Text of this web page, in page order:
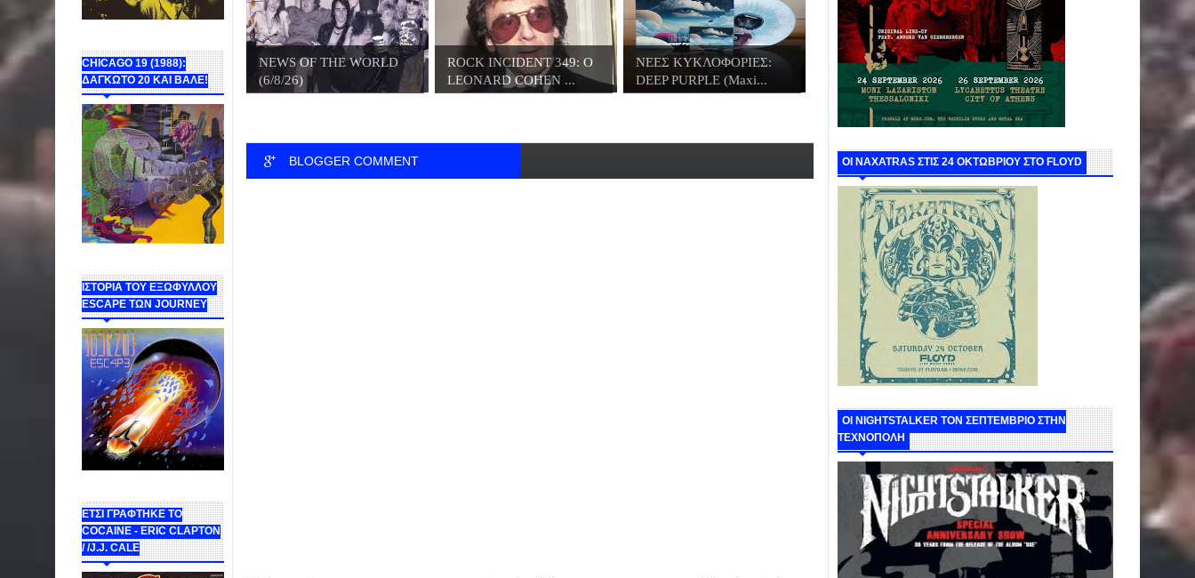
CHICAGO 19 (1988):
ΔΑΓΚΩΤΟ 20 ΚΑΙ ΒΑΛΕ!
ΙΣΤΟΡΙΑ ΤΟΥ ΕΞΩΦΥΛΛΟΥ
ESCAPE ΤΩΝ JOURNEY
ΕΤΣΙ ΓΡΑΦΤΗΚΕ ΤΟ
COCAINE - ERIC CLAPTON
/ /J.J. CALE
NEWS OF THE WORLD
(6/8/26)
ROCK INCIDENT 349: O
LEONARD COHEN ...
ΝΕΕΣ ΚΥΚΛΟΦΟΡΙΕΣ:
DEEP PURPLE (Maxi...
BLOGGER COMMENT ΟΙ NAXATRAS ΣΤΙΣ 24 ΟΚΤΩΒΡΙΟΥ ΣΤΟ FLOYD
ΟΙ NIGHTSTALKER ΤΟΝ ΣΕΠΤΕΜΒΡΙΟ ΣΤΗΝ
ΤΕΧΝΟΠΟΛΗ